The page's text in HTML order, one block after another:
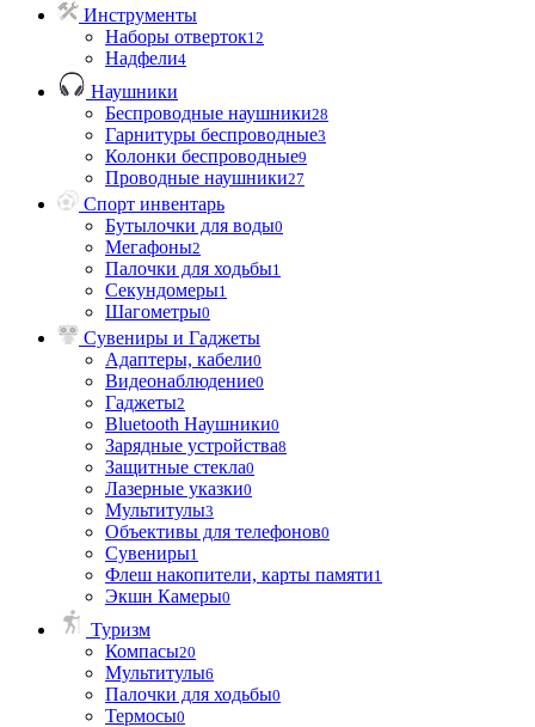
Инструменты
Наборы отверток12
Надфели4
Наушники
Беспроводные наушники28
Гарнитуры беспроводные3
Колонки беспроводные9
Проводные наушники27
Спорт инвентарь
Бутылочки для воды0
Мегафоны2
Палочки для ходьбы1
Секундомеры1
Шагометры0
Сувениры и Гаджеты
Адаптеры, кабели0
Видеонаблюдение0
Гаджеты2
Bluetooth Наушники0
Зарядные устройства8
Защитные стекла0
Лазерные указки0
Мультитулы3
Объективы для телефонов0
Сувениры1
Флеш накопители, карты памяти1
Экшн Камеры0
Туризм
Компасы20
Мультитулы6
Палочки для ходьбы0
Термосы0